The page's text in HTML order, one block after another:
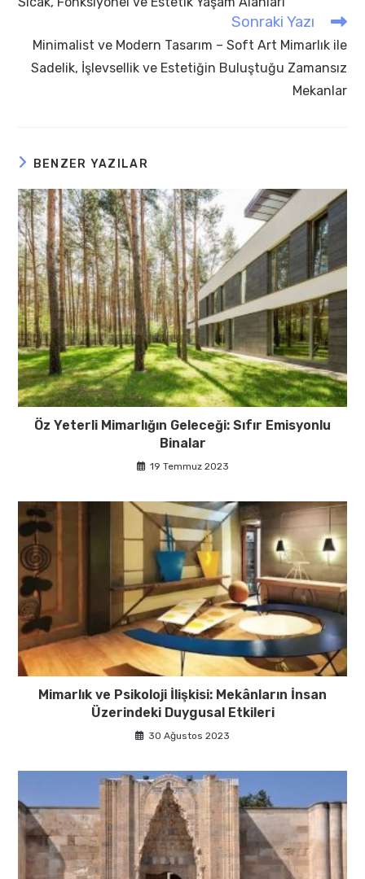
Sonraki Yazı
Minimalist ve Modern Tasarım – Soft Art Mimarlık ile
Sadelik, İşlevsellik ve Estetiğin Buluştuğu Zamansız
Mekanlar
BENZER YAZILAR
Öz Yeterli Mimarlığın Geleceği: Sıfır Emisyonlu
Binalar
19 Temmuz 2023
Mimarlık ve Psikoloji İlişkisi: Mekânların İnsan
Üzerindeki Duygusal Etkileri
30 Ağustos 2023